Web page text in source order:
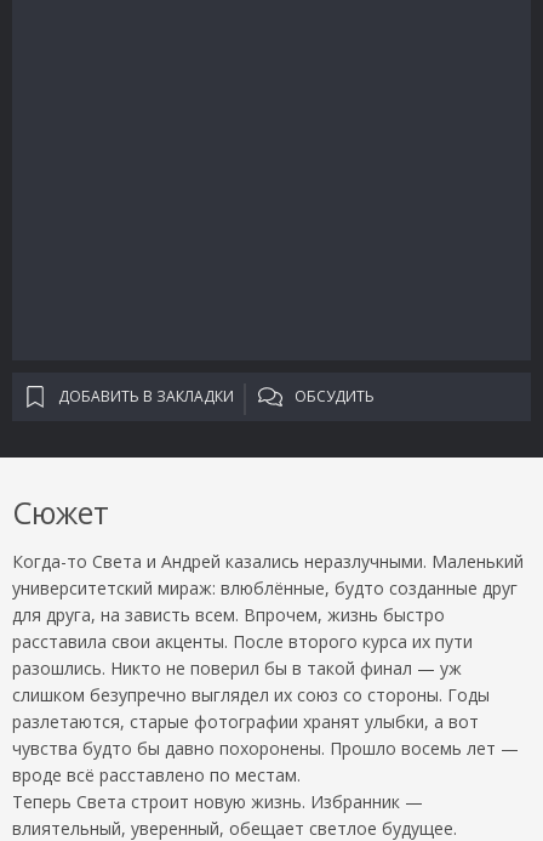
ДОБАВИТЬ В ЗАКЛАДКИ ОБСУДИТЬ
Сюжет
Когда-то Света и Андрей казались неразлучными. Маленький
университетский мираж: влюблённые, будто созданные друг
для друга, на зависть всем. Впрочем, жизнь быстро
расставила свои акценты. После второго курса их пути
разошлись. Никто не поверил бы в такой финал — уж
слишком безупречно выглядел их союз со стороны. Годы
разлетаются, старые фотографии хранят улыбки, а вот
чувства будто бы давно похоронены. Прошло восемь лет —
вроде всё расставлено по местам.
Теперь Света строит новую жизнь. Избранник —
влиятельный, уверенный, обещает светлое будущее.